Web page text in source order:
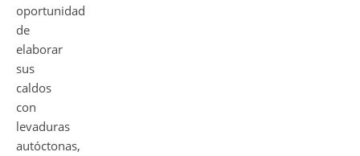
oportunidad
de
elaborar
sus
caldos
con
levaduras
autóctonas,